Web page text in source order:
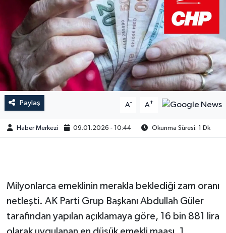
Paylaş A- A+
Haber Merkezi 09.01.2026 - 10:44 Okunma Süresi: 1 Dk
Milyonlarca emeklinin merakla beklediği zam oranı
netleşti. AK Parti Grup Başkanı Abdullah Güler
tarafından yapılan açıklamaya göre, 16 bin 881 lira